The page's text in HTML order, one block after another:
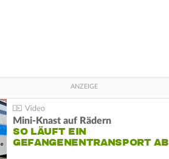
Mini-Knast auf Rädern
SO LÄUFT EIN
GEFANGENENTRANSPORT AB